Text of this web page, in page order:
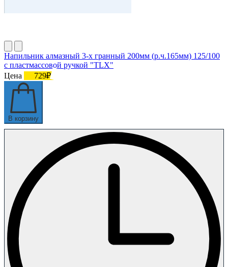
Напильник алмазный 3-х гранный 200мм (р.ч.165мм) 125/100
с пластмассовой ручкой "TLX"
Цена
729₽
В корзину